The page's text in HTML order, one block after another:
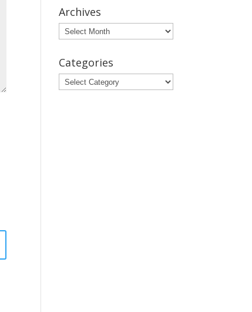
Archives
Archives
Categories
Categories